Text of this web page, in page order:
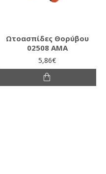
Ωτοασπίδες Θορύβου
02508 AMA
5,86€